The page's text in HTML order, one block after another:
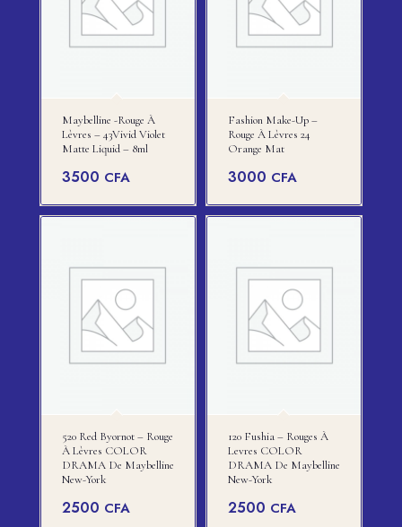
Maybelline -rouge À
Lèvres – 43Vivid Violet
Matte Liquid – 8ml
3500 CFA
Fashion Make-Up –
Rouge À Lèvres 24
Orange Mat
3000 CFA
520 Red Byornot – Rouge
À Lèvres COLOR
DRAMA De Maybelline
New-York
2500 CFA
120 Fushia – Rouges À
Levres COLOR
DRAMA De Maybelline
New-York
2500 CFA